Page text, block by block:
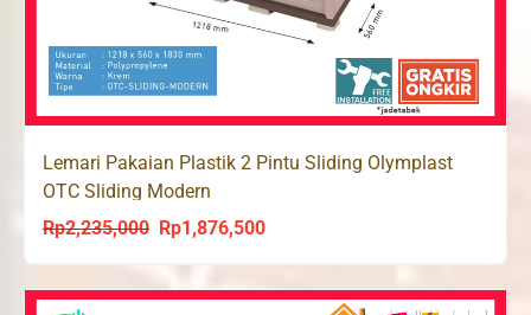
Lemari Pakaian Plastik 2 Pintu Sliding Olymplast
OTC Sliding Modern
Rp2,235,000
Original
was:
Rp1,876,500Current
is: